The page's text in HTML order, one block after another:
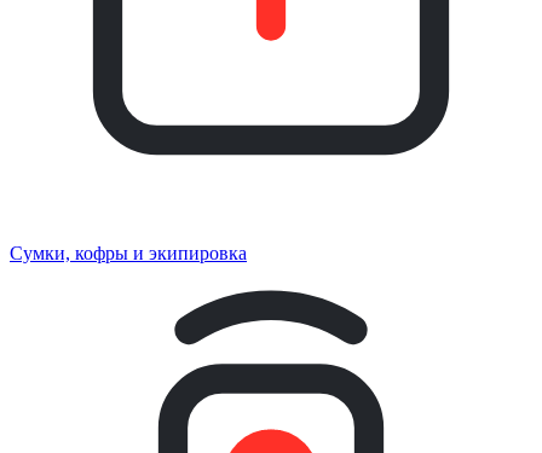
Сумки, кофры и экипировка